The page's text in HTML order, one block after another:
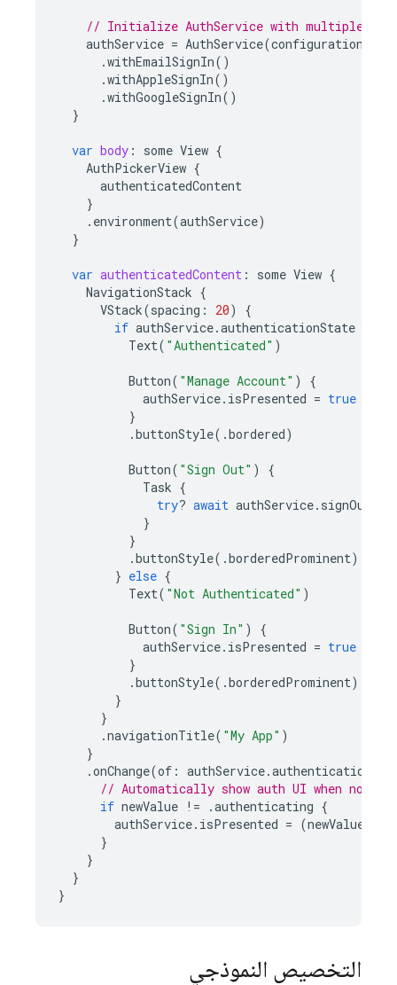
// Initialize AuthService with multiple
authService = AuthService(configuration
.withEmailSignIn()
.withAppleSignIn()
.withGoogleSignIn()
}
var body : some View {
AuthPickerView {
authenticatedContent
}
. environment(authService)
}
var authenticatedContent : some View {
NavigationStack {
VStack(spacing : 20)
{
if authService.authenticationState
Text( "Authenticated" )
Button( "Manage Account" )
{
authService. isPresented = true
}
.buttonStyle(.bordered)
Button( "Sign Out" )
{
Task {
try? await authService. signOut
}
}
.buttonStyle(.borderedProminent)
} else {
Text( "Not Authenticated" )
Button( "Sign In" )
{
authService. isPresented = true
}
.buttonStyle(.borderedProminent)
}
}
.navigationTitle( "My App" )
}
.onChange(of : authService.
// Automatically show auth UI when not
if newValue != .authenticating {
authService. isPresented = (newValue
}
}
}
}
التخصيص النموذجي